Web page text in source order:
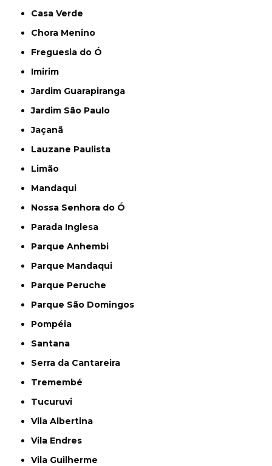
Casa Verde
Chora Menino
Freguesia do Ó
Imirim
Jardim Guarapiranga
Jardim São Paulo
Jaçanã
Lauzane Paulista
Limão
Mandaqui
Nossa Senhora do Ó
Parada Inglesa
Parque Anhembi
Parque Mandaqui
Parque Peruche
Parque São Domingos
Pompéia
Santana
Serra da Cantareira
Tremembé
Tucuruvi
Vila Albertina
Vila Endres
Vila Guilherme